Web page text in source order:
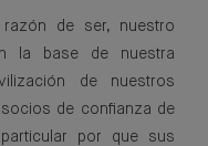
de ser, nuestro
la base de nuestra
de nuestros
de confianza de
por que sus